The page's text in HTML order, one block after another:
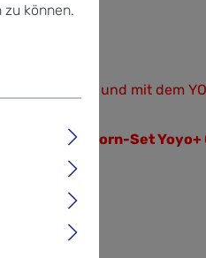
an: 0+, 6+ und mit dem
Das Newborn-Set
werden.
können.